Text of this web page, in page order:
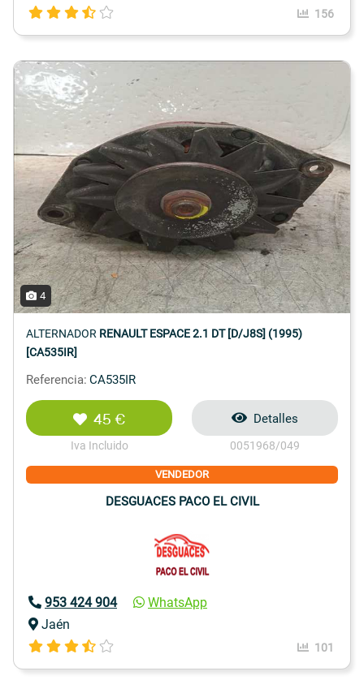
156
4
ALTERNADOR RENAULT ESPACE 2.1 DT [D/J8S] (1995)
[CA535IR]
Referencia: CA535IR
45 €
Iva Incluido
Detalles
0051968/049
VENDEDOR
DESGUACES PACO EL CIVIL
953 424 904
WhatsApp
Jaén
101